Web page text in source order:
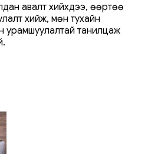
авалт хийхдээ, өөртөө
хийж, мөн тухайн
урамшуулалтай танилцаж